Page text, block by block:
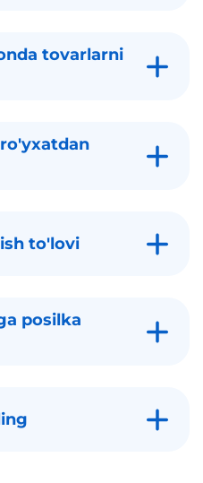
tovarlarni
to'lovi
posilka